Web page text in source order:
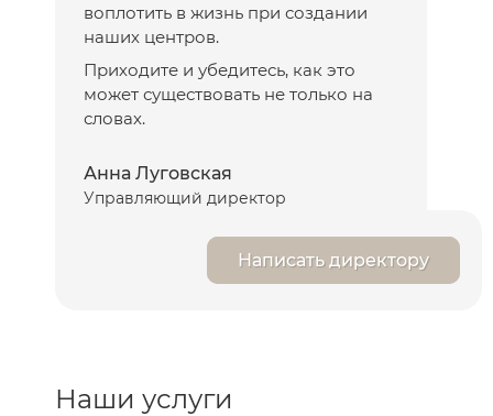
воплотить в жизнь при создании
наших центров.
Приходите и убедитесь, как это
может существовать не только на
словах.
Анна Луговская
Управляющий директор
Написать директору
Наши услуги